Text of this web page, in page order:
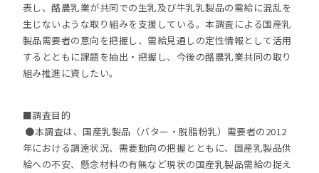
表し、酪農乳業が共同での生乳及び牛乳乳製品の需給に混乱を
生じないような取り組みを支援している。本調査による国産乳
製品需要者の意向を把握し、需給見通しの定性情報として活用
するとともに課題を抽出・把握し、今後の酪農乳業共同の取り
組み推進に資したい。
■調査目的
●本調査は、国産乳製品（バター・脱脂粉乳）需要者の2012
年における調達状況、需要動向の把握とともに、国産乳製品供
給への不安、懸念材料の有無など現状の国産乳製品需給の捉え